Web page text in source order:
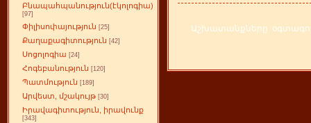
Բնապահպանություն(էկոլոգիա)
[97]
Փիլիսոփայություն [25]
Քաղաքագիտություն [42]
Սոցոլոգիա [24]
Հոգեբանություն [120]
Պատմություն [189]
Արվեստ, մշակույթ [30]
Իրավագիտություն, իրավունք
[343]
Աշխատանքները